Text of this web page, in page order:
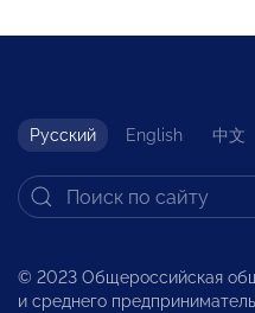
Русский English 中文
© 2023 Общероссийская
и среднего